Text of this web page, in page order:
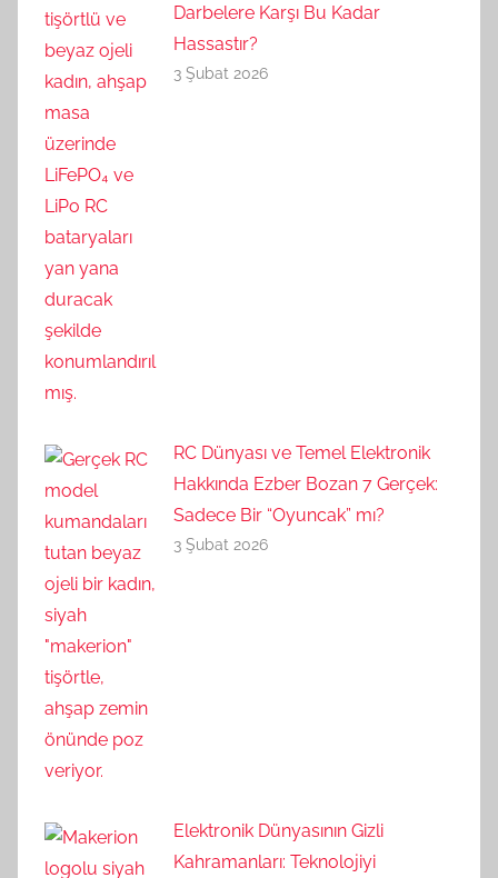
Darbelere Karşı Bu Kadar
Hassastır?
3 Şubat 2026
RC Dünyası ve Temel Elektronik
Hakkında Ezber Bozan 7 Gerçek:
Sadece Bir “Oyuncak” mı?
3 Şubat 2026
Elektronik Dünyasının Gizli
Kahramanları: Teknolojiyi